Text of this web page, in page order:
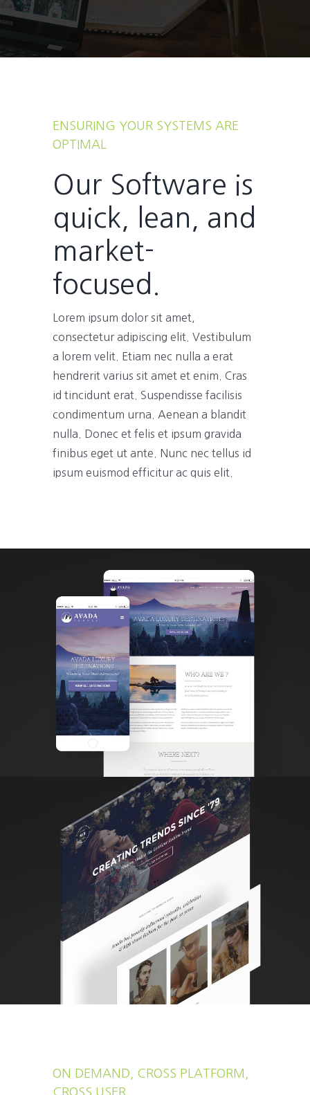
ENSURING YOUR SYSTEMS ARE
OPTIMAL
Our Software is
quick, lean, and
market-
focused.
Lorem ipsum dolor sit amet,
consectetur adipiscing elit. Vestibulum
a lorem velit. Etiam nec nulla a erat
hendrerit varius sit amet et enim. Cras
id tincidunt erat. Suspendisse facilisis
condimentum urna. Aenean a blandit
nulla. Donec et felis et ipsum gravida
finibus eget ut ante. Nunc nec tellus id
ipsum euismod efficitur ac quis elit.
ON DEMAND, CROSS PLATFORM,
CROSS USER